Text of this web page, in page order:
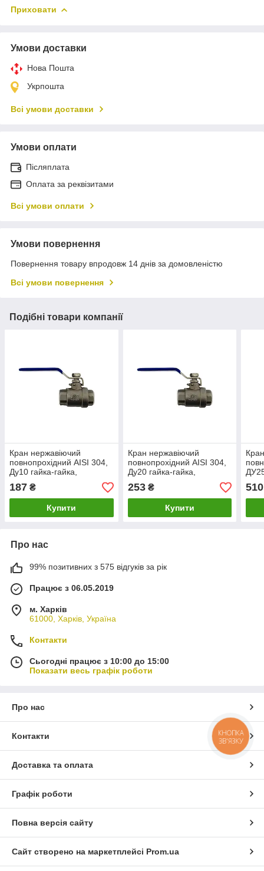
Приховати
Умови доставки
Нова Пошта
Укрпошта
Всі умови доставки
Умови оплати
Післяплата
Оплата за реквізитами
Всі умови оплати
Умови повернення
Повернення товару впродовж 14 днів за домовленістю
Всі умови повернення
Подібні товари компанії
Кран нержавіючий
повнопрохідний AISI 304,
Ду10 гайка-гайка,
різьблення 3/8"
187 ₴
Купити
Кран нержавіючий
повнопрохідний AISI 304,
Ду20 гайка-гайка,
різьблення ¾"
253₴
Купити
510
Про нас
99% позитивних з 575 відгуків за рік
Працює з 06.05.2019
м. Харків
61000, Харків, Україна
Контакти
Сьогодні працює з 10:00 до 15:00
Показати весь графік роботи
Про нас
Контакти
Доставка та оплата
Графік роботи
Повна версія сайту
Сайт створено на маркетплейсі Prom.ua
КНОПКА
ЗВ'ЯЗКУ